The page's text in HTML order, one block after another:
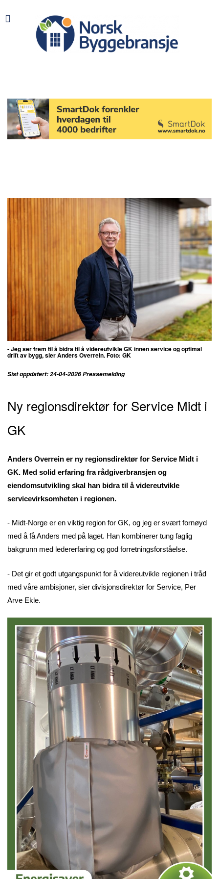
- Jeg ser frem til å bidra til å videreutvikle GK innen service og optimal
drift av bygg, sier Anders Overrein. Foto: GK
Sist oppdatert: 24-04-2026 Pressemelding
Ny regionsdirektør for Service Midt i
GK
Anders Overrein er ny regionsdirektør for Service Midt i
GK. Med solid erfaring fra rådgiverbransjen og
eiendomsutvikling skal han bidra til å videreutvikle
servicevirksomheten i regionen.
- Midt-Norge er en viktig region for GK, og jeg er svært fornøyd
med å få Anders med på laget. Han kombinerer tung faglig
bakgrunn med ledererfaring og god forretningsforståelse.
- Det gir et godt utgangspunkt for å videreutvikle regionen i tråd
med våre ambisjoner, sier divisjonsdirektør for Service, Per
Arve Ekle.